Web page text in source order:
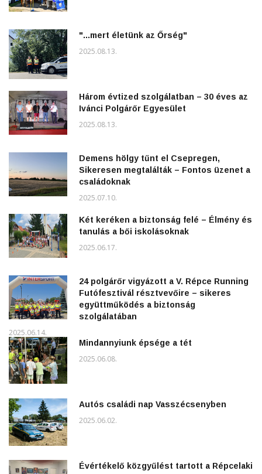
"...mert életünk az Őrség"
2025.08.13.
Három évtized szolgálatban – 30 éves az
Ivánci Polgárőr Egyesület
2025.08.13.
Demens hölgy tűnt el Csepregen,
Sikeresen megtalálták – Fontos üzenet a
családoknak
2025.07.10.
Két keréken a biztonság felé – Élmény és
tanulás a bői iskolásoknak
2025.06.17.
24 polgárőr vigyázott a V. Répce Running
Futófesztivál résztvevőire – sikeres
együttműködés a biztonság
szolgálatában
2025.06.14.
Mindannyiunk épsége a tét
2025.06.08.
Autós családi nap Vasszécsenyben
2025.06.02.
Évértékelő közgyűlést tartott a Répcelaki